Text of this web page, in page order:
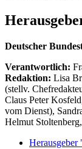
Deutscher
Verantwortlich:
Redaktion: Lisa
(stellv.
Claus Peter
vom Dienst),
Helmut
Herausgeber